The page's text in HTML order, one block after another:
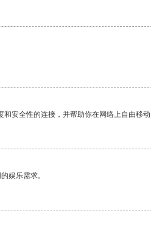
安全性的连接，并帮助你在网络上自由移动
娱乐需求。